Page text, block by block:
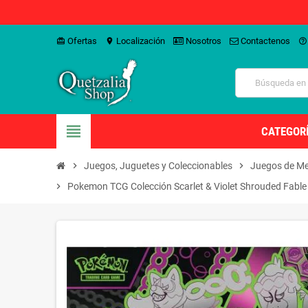
card_giftcard Ofertas location_on Localización Nosotros Contactenos help_outline
view_headline
chevron_right Juegos, Juguetes y Coleccionables chevron_right Juegos de
chevron_right
Pokemon TCG Colección Scarlet & Violet Shrouded